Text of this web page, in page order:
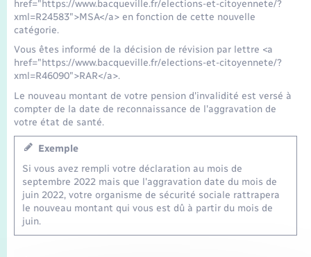
href="https://www.bacqueville.fr/elections-et-citoyennete/?
xml=R24583">MSA</a> en fonction de cette nouvelle
catégorie.
Vous êtes informé de la décision de révision par lettre <a
href="https://www.bacqueville.fr/elections-et-citoyennete/?
xml=R46090">RAR</a>.
Le nouveau montant de votre pension d'invalidité est versé à
compter de la date de reconnaissance de l'aggravation de
votre état de santé.
Exemple
Si vous avez rempli votre déclaration au mois de
septembre 2022 mais que l'aggravation date du mois de
juin 2022, votre organisme de sécurité sociale rattrapera
le nouveau montant qui vous est dû à partir du mois de
juin.